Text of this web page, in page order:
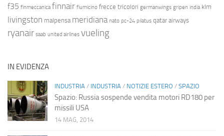
f35 finmeccanica finnair fiumicino frecce tricolori germanwings gripen india klm
livingston malpensa meridiana nato pc-24 pilatus qatar airways
ryanair saab united airlines vueling
IN EVIDENZA
INDUSTRIA / INDUSTRIA / NOTIZIE ESTERO / SPAZIO
Spazio: Russia sospende vendita motori RD180 per
missili USA
14 MAG, 2014